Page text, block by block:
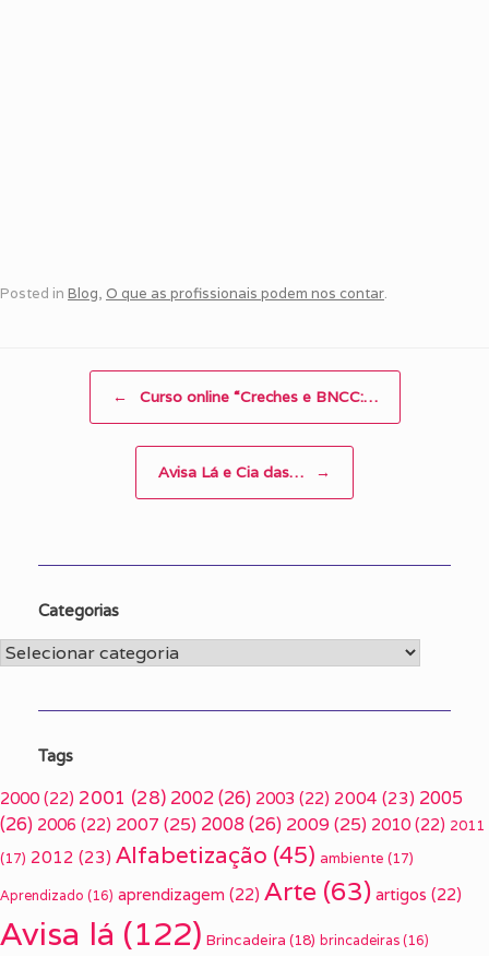
Posted in Blog, O que as profissionais podem nos contar.
Post navigation
← Curso online “Creches e BNCC:…
Avisa Lá e Cia das… →
Categorias
Categorias
Tags
2000 (22) 2001 (28) 2002(26) 2003 (22) 2004 (23) 2005
(26) 2006 (22) 2007 (25) 2008(26) 2009(25) 2010 (22) 2011
(17) 2012 (23) Alfabetização (45) ambiente (17)
Aprendizado (16) aprendizagem (22) Arte (63) artigos (22)
Avisa lá (122) Brincadeira (18) brincadeiras (16)